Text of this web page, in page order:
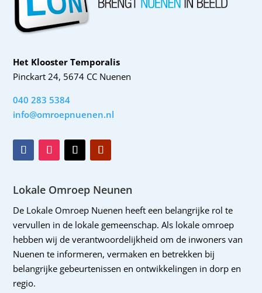
Het Klooster Temporalis
Pinckart 24, 5674 CC Nuenen
040 283 5384
info@omroepnuenen.nl
Lokale Omroep Neunen
De Lokale Omroep Nuenen heeft een belangrijke rol te
vervullen in de lokale gemeenschap. Als lokale omroep
hebben wij de verantwoordelijkheid om de inwoners van
Nuenen te informeren, vermaken en betrekken bij
belangrijke gebeurtenissen en ontwikkelingen in dorp en
regio.